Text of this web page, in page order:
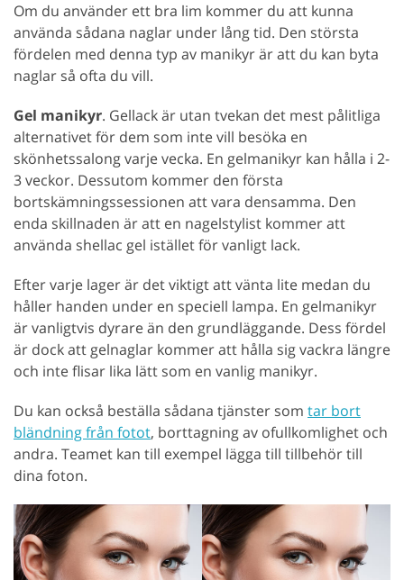
Om du använder ett bra lim kommer du att kunna
använda sådana naglar under lång tid. Den största
fördelen med denna typ av manikyr är att du kan byta
naglar så ofta du vill.
Gel manikyr. Gellack är utan tvekan det mest pålitliga
alternativet för dem som inte vill besöka en
skönhetssalong varje vecka. En gelmanikyr kan hålla i 2-
3 veckor. Dessutom kommer den första
bortskämningssessionen att vara densamma. Den
enda skillnaden är att en nagelstylist kommer att
använda shellac gel istället för vanligt lack.
Efter varje lager är det viktigt att vänta lite medan du
håller handen under en speciell lampa. En gelmanikyr
är vanligtvis dyrare än den grundläggande. Dess fördel
är dock att gelnaglar kommer att hålla sig vackra längre
och inte flisar lika lätt som en vanlig manikyr.
Du kan också beställa sådana tjänster som tar bort
bländning från fotot, borttagning av ofullkomlighet och
andra. Teamet kan till exempel lägga till tillbehör till
dina foton.